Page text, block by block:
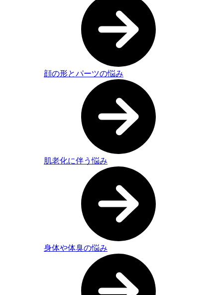
顔の形とパーツの悩み
肌老化に伴う悩み
身体や体臭の悩み